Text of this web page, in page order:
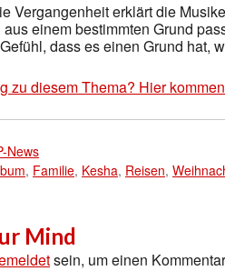
Vergangenheit erklärt die
einem bestimmten Grund
dass es einen Grund hat,
zu diesem Thema? Hier
News
, Familie, Kesha, Reisen,
Mind
sein, um einen